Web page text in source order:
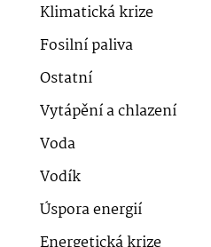
Klimatická krize
Fosilní paliva
Ostatní
Vytápění a chlazení
Voda
Vodík
Úspora energií